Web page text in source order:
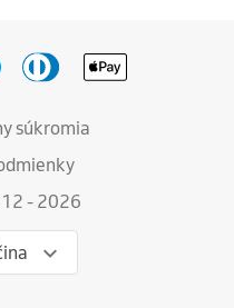
súkromia
- 2026